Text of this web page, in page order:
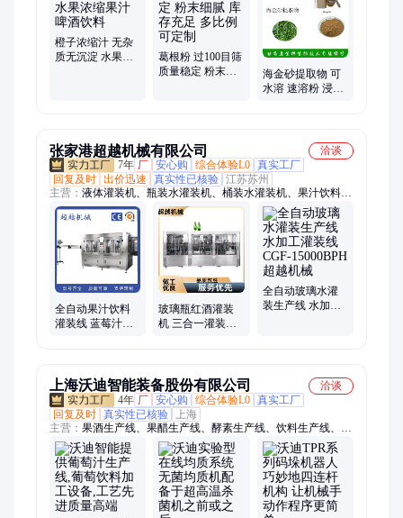
米低聚肽、酸枣仁提取物、荷叶提取物、人参提取物、蒲公英提
取物、益智仁提取物、桑叶提取物、阿胶粉、麦芽提取物
橙子浓缩汁 无杂
质无沉淀 水果浓
葛根粉 过100目筛
质量稳定 粉末细
海金砂提取物 可
水溶 速溶粉 浸膏
张家港超越机械有限公司
洽谈
7年 厂 安心购 综合体验L0 真实工厂
回复及时 出价迅速 真实性已核验 江苏苏州
主营： 液体灌装机、瓶装水灌装机、桶装水灌装机、果汁饮料灌
装机、含气碳酸饮料灌装机、含气饮料灌装生产线、饮料混合
机、酒类灌装机、油类灌装机、纯净水灌装生产线、矿泉水灌装
生产线、果汁灌装生产线、啤酒灌装生产线、饮用水灌装生产
线、大桶水灌装生产线、水处理设备、吹瓶机、理瓶机、贴标
机、包装机
全自动果汁饮料
灌装线 蓝莓汁葡
玻璃瓶红酒灌装
机 三合一灌装设
全自动玻璃水灌
装生产线 水加工
上海沃迪智能装备股份有限公司
洽谈
4年 厂 安心购 综合体验L0 真实工厂
回复及时 真实性已核验
上海
主营： 果酒生产线、果醋生产线、酵素生产线、饮料生产线、小
型饮料生产线、饮料生产线设备、中小试饮料生产线、柑橘橙汁
饮料生产线、番茄生产线、番茄酱生产线、菠萝生产线、中小试
乳品生产线、超高温杀菌机、UHT杀菌机、超高温瞬时杀菌机、
小型果汁生产线、椰奶生产线、果汁生产线、苹果汁生产线、食
品实验室实训设备、沙棘汁生产线、枸杞生产线